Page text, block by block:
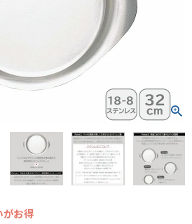
がお得